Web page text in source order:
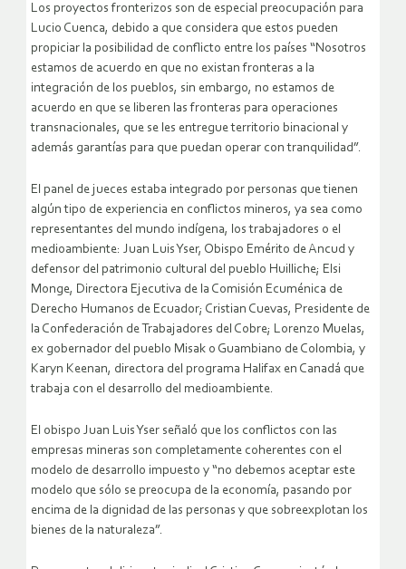
Los proyectos fronterizos son de especial preocupación para
Lucio Cuenca, debido a que considera que estos pueden
propiciar la posibilidad de conflicto entre los países “Nosotros
estamos de acuerdo en que no existan fronteras a la
integración de los pueblos, sin embargo, no estamos de
acuerdo en que se liberen las fronteras para operaciones
transnacionales, que se les entregue territorio binacional y
además garantías para que puedan operar con tranquilidad”.
El panel de jueces estaba integrado por personas que tienen
algún tipo de experiencia en conflictos mineros, ya sea como
representantes del mundo indígena, los trabajadores o el
medioambiente: Juan Luis Yser, Obispo Emérito de Ancud y
defensor del patrimonio cultural del pueblo Huilliche; Elsi
Monge, Directora Ejecutiva de la Comisión Ecuménica de
Derecho Humanos de Ecuador; Cristian Cuevas, Presidente de
la Confederación de Trabajadores del Cobre; Lorenzo Muelas,
ex gobernador del pueblo Misak o Guambiano de Colombia, y
Karyn Keenan, directora del programa Halifax en Canadá que
trabaja con el desarrollo del medioambiente.
El obispo Juan Luis Yser señaló que los conflictos con las
empresas mineras son completamente coherentes con el
modelo de desarrollo impuesto y “no debemos aceptar este
modelo que sólo se preocupa de la economía, pasando por
encima de la dignidad de las personas y que sobreexplotan los
bienes de la naturaleza”.